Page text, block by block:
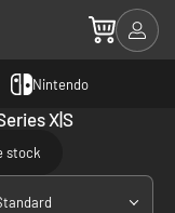
Nintendo
X|S
stock